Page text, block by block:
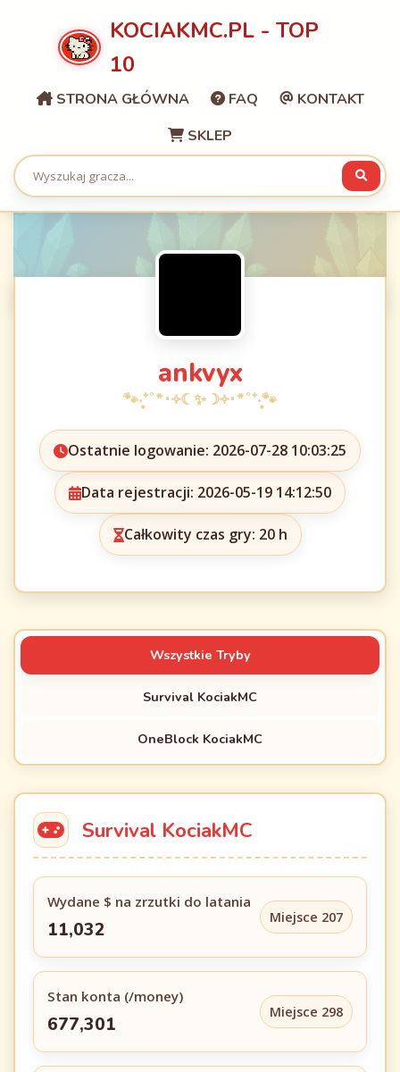
KOCIAKMC.PL - TOP
10
STRONA GŁÓWNA FAQ
KONTAKT
SKLEP
ankvyx
Ostatnie logowanie: 2026-07-28 10:03:25
Data rejestracji: 2026-05-19 14:12:50
Całkowity czas gry: 20 h
Wszystkie Tryby
Survival KociakMC
OneBlock KociakMC
Survival KociakMC
Wydane $ na zrzutki do latania
11,032
Miejsce 207
Stan konta (/money)
677,301
Miejsce 298